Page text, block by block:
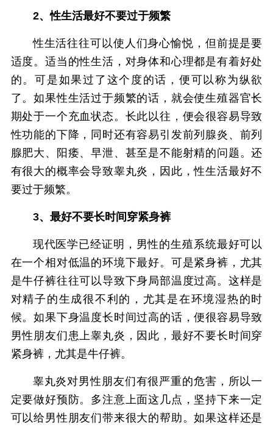
2、性生活最好不要过于频繁
性生活往往可以使人们身心愉悦，但前提是要
适度。适当的性生活，对身体和心理都是有着好处
的。可是如果过了这个度的话，便可以称为纵欲
了。如果性生活过于频繁的话，就会使生殖器官长
期处于一个充血状态。长此以往，便会很容易导致
性功能的下降，同时还有容易引发前列腺炎、前列
腺肥大、阳痿、早泄、甚至是不能射精的问题。还
有很大的概率会导致睾丸炎，因此，性生活最好不
要过于频繁。
3、最好不要长时间穿紧身裤
现代医学已经证明，男性的生殖系统最好可以
在一个相对低温的环境下最好。可是紧身裤，尤其
是牛仔裤往往可以导致下身局部温度过高。这样是
对精子的生成很不利的，尤其是在环境湿热的时
候。如果下身温度长时间过高的话，便很容易导致
男性朋友们患上睾丸炎，因此，最好不要长时间穿
紧身裤，尤其是牛仔裤。
睾丸炎对男性朋友们有很严重的危害，所以一
定要做好预防。多注意上面这几点，坚持下来一定
可以给男性朋友们带来很大的帮助。如果这样还是